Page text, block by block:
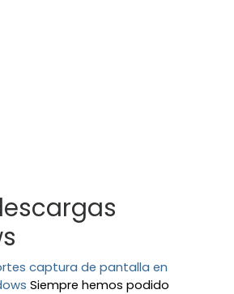
captura de pantalla en
Siempre hemos podido